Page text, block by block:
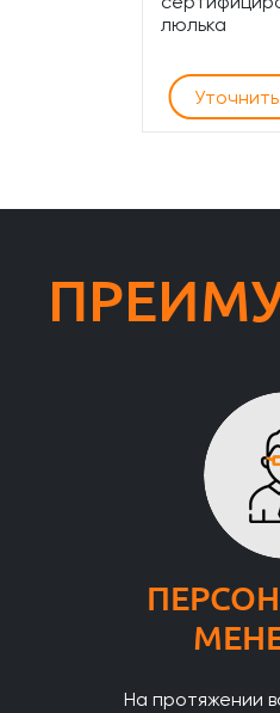
люлька
На протяжении